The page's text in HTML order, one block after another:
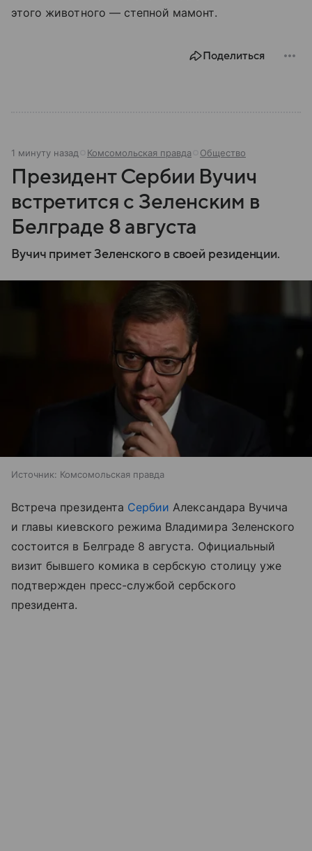
этого животного — степной мамонт.
Поделиться
1 минуту назад Комсомольская правда Общество
Президент Сербии Вучич
встретится с Зеленским в
Белграде 8 августа
Вучич примет Зеленского в своей резиденции.
Источник: Комсомольская правда
Встреча президента Сербии Александара Вучича
и главы киевского режима Владимира Зеленского
состоится в Белграде 8 августа. Официальный
визит бывшего комика в сербскую столицу уже
подтвержден пресс-службой сербского
президента.